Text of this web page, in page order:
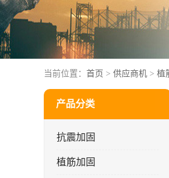
当前位置： 首页 > 供应商机 > 植
产品分类
抗震加固
植筋加固